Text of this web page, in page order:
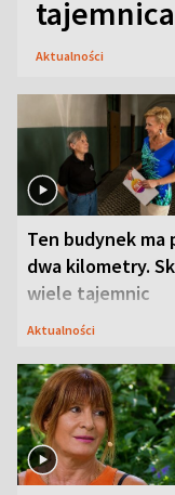
Aktualności
Ten budynek ma
dwa kilometry.
wiele tajemnic
Aktualności